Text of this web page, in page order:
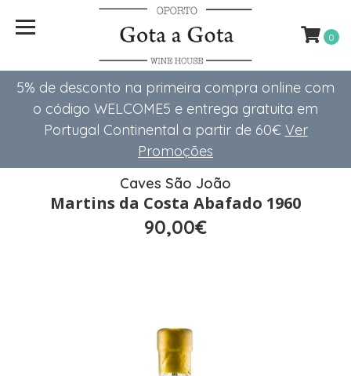
5% de desconto na primeira compra online com
o código WELCOME5 e entrega gratuita em
Portugal Continental a partir de 60€ Ver
Promoções
0
Caves São João
Martins da Costa Abafado 1960
90,00€